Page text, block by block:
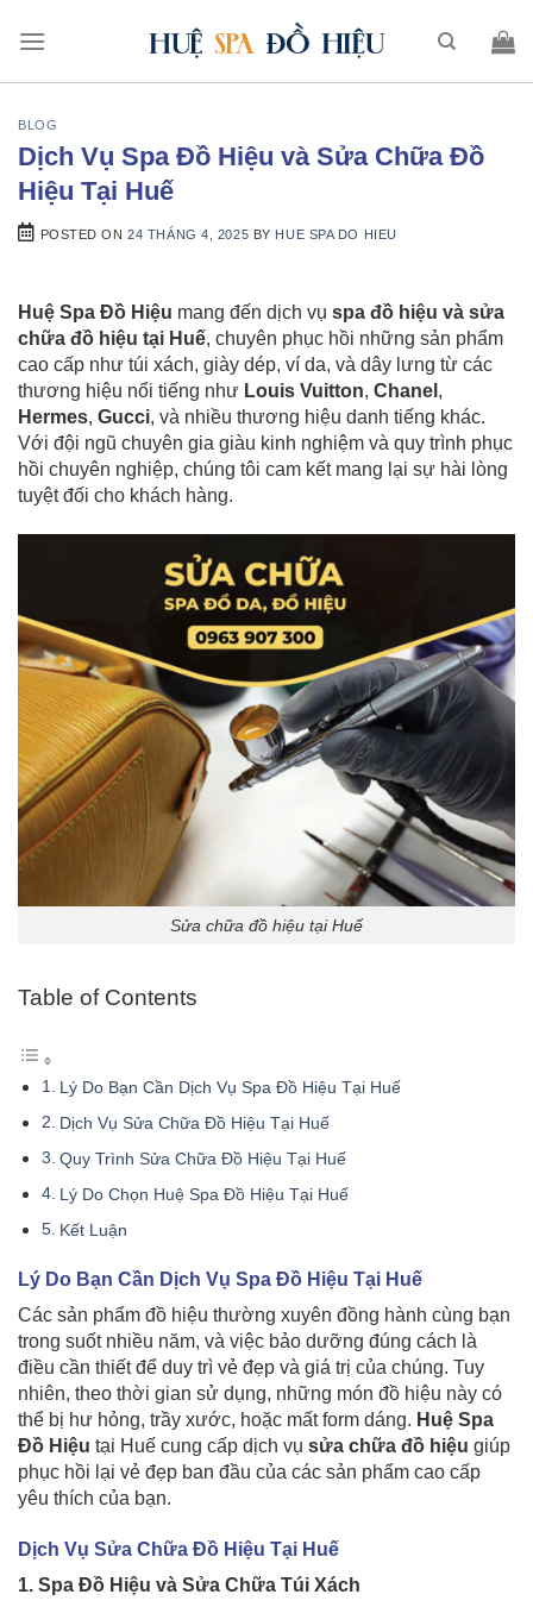
BLOG
Dịch Vụ Spa Đồ Hiệu và Sửa Chữa Đồ
Hiệu Tại Huế
POSTED ON24 THÁNG 4, 2025 BY HUE SPA DO HIEU
Huệ Spa Đồ Hiệu mang đến dịch vụ spa đồ hiệu và sửa
chữa đồ hiệu tại Huế, chuyên phục hồi những sản phẩm
cao cấp như túi xách, giày dép, ví da, và dây lưng từ các
thương hiệu nổi tiếng như Louis Vuitton, Chanel ,
Hermes, Gucci, và nhiều thương hiệu danh tiếng khác.
Với đội ngũ chuyên gia giàu kinh nghiệm và quy trình phục
hồi chuyên nghiệp, chúng tôi cam kết mang lại sự hài lòng
tuyệt đối cho khách hàng.
Sửa chữa đồ hiệu tại Huế
Table of Contents
Lý Do Bạn Cần Dịch Vụ Spa Đồ Hiệu Tại Huế
Dịch Vụ Sửa Chữa Đồ Hiệu Tại Huế
Quy Trình Sửa Chữa Đồ Hiệu Tại Huế
Lý Do Chọn Huệ Spa Đồ Hiệu Tại Huế
Kết Luận
Lý Do Bạn Cần Dịch Vụ Spa Đồ Hiệu Tại Huế
Các sản phẩm đồ hiệu thường xuyên đồng hành cùng bạn
trong suốt nhiều năm, và việc bảo dưỡng đúng cách là
điều cần thiết để duy trì vẻ đẹp và giá trị của chúng. Tuy
nhiên, theo thời gian sử dụng, những món đồ hiệu này có
thể bị hư hỏng, trầy xước, hoặc mất form dáng. Huệ Spa
Đồ Hiệu tại Huế cung cấp dịch vụ sửa chữa đồ hiệu giúp
phục hồi lại vẻ đẹp ban đầu của các sản phẩm cao cấp
yêu thích của bạn.
Dịch Vụ Sửa Chữa Đồ Hiệu Tại Huế
1. Spa Đồ Hiệu và Sửa Chữa Túi Xách